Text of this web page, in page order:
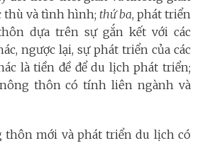
thù và tình hình; thứ ba, phát triển
dựa trên sự gắn kết với các
ngược lại, sự phát triển của các
là tiền đề để du lịch phát triển;
thôn có tính liên ngành và
thôn mới và phát triển du lịch có